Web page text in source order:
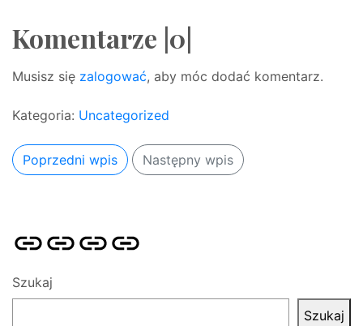
Komentarze |0|
Musisz się zalogować, aby móc dodać komentarz.
Kategoria: Uncategorized
Poprzedni wpis Następny wpis
Strona
główna
Pozycjonowanie
Stron
SKLEP
SEO
BLOG
Szukaj
Szukaj